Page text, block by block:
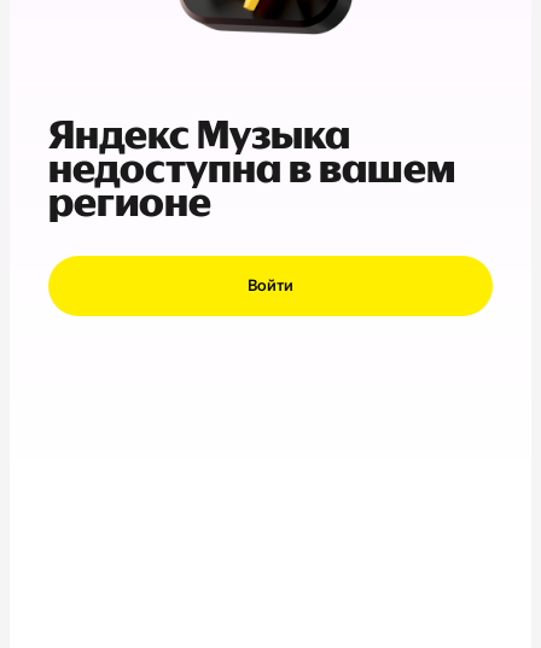
Яндекс Музыка
недоступна в вашем
регионе
Войти